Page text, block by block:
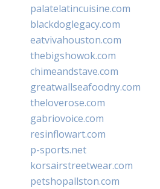
palatelatincuisine.com
blackdoglegacy.com
eatvivahouston.com
thebigshowok.com
chimeandstave.com
greatwallseafoodny.com
theloverose.com
gabriovoice.com
resinflowart.com
p-sports.net
korsairstreetwear.com
petshopallston.com